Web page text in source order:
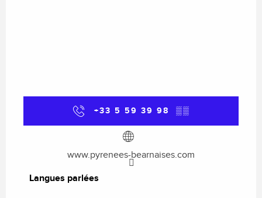
+33 5 59 39 98 ▒▒
www.pyrenees-bearnaises.com
Langues parlées
Langues parlées